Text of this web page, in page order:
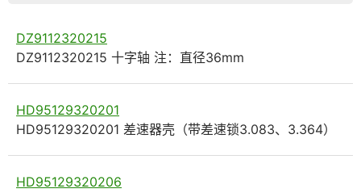
DZ9112320215
DZ9112320215 十字轴 注：直径36mm
HD95129320201
HD95129320201 差速器壳（带差速锁3.083、3.364）
HD95129320206